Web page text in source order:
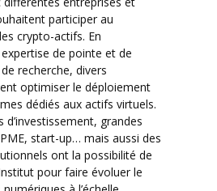
participer au
crypto-actifs. En
de pointe et de
recherche, divers
optimiser le déploiement
dédiés aux actifs virtuels.
grandes
start-up… mais aussi des
ont la possibilité de
pour faire évoluer le